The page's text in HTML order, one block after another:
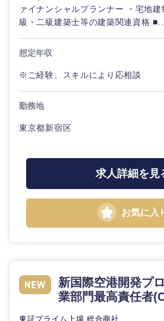
ァイナンシャルプランナー ・宅地
級・二級建築士等の建築関連資格 ■...
想定年収
※ご経験、スキルにより応相談
勤務地
東京都新宿区
求人詳細を見
お気に入
新国際空港開発プ
業部門最高責任者
東証プライム上場 総合商社